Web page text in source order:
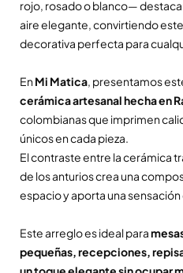
rojo, rosado o blanco—
aire elegante, convirtiendo
decorativa perfecta para
En Mi Matica , presentamos
cerámica artesanal hecha en
colombianas que imprimen
únicos en cada pieza.
El contraste entre la cerámica
de los anturios crea una
espacio y aporta una sensación
Este arreglo es ideal para
pequeñas, recepciones,